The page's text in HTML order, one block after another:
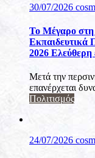
30/07/2026
Το Μέγαρο στη
Εκπαιδευτικά
2026 Ελεύθερη
Μετά την
επανέρχεται
Πολιτισμός
24/07/2026